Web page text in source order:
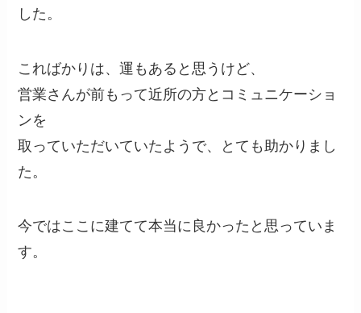
した。
こればかりは、運もあると思うけど、
営業さんが前もって近所の方とコミュニケーショ
ンを
取っていただいていたようで、とても助かりまし
た。
今ではここに建てて本当に良かったと思っていま
す。